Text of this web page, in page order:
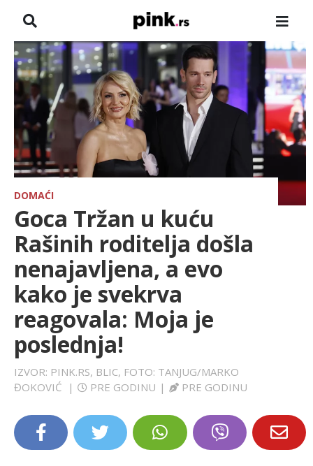
NASLOVNA
VESTI
ZADRUGA
SHOWBIZ
HRONIKA
FARMERI
SPORT
LIFESTYLE
DOMAĆI
Goca Tržan u kuću
Rašinih roditelja došla
nenajavljena, a evo
kako je svekrva
reagovala: Moja je
poslednja!
IZVOR: PINK.RS, BLIC, FOTO: TANJUG/MARKO
ĐOKOVIĆ
| PRE GODINU | PRE GODINU